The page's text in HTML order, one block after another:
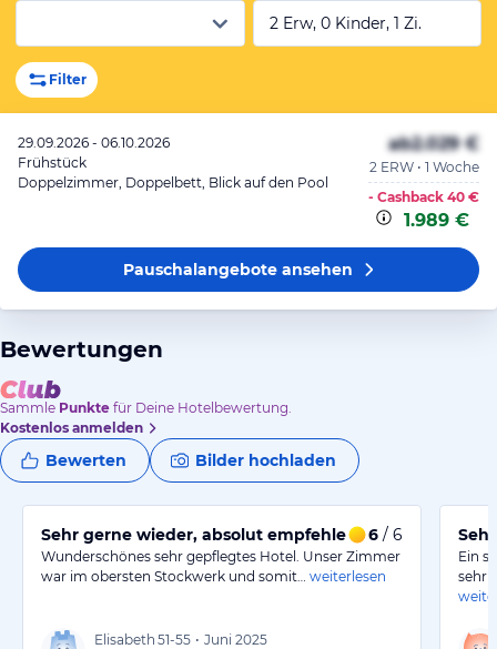
2 Erw, 0 Kinder, 1 Zi.
Filter
29.09.2026 - 06.10.2026
Frühstück
Doppelzimmer, Doppelbett, Blick auf den Pool
ab2.029 €
2 ERW • 1 Woche
- Cashback 40 €
1.989 €
Pauschalangeboteansehen
Bewertungen
Sammle Punkte für Deine Hotelbewertung.
Kostenlos anmelden
Bewerten Bilder hochladen
Sehr gerne wieder, absolut empfehlenswert
6 / 6
Wunderschönes sehr gepflegtes Hotel. Unser Zimmer
war im obersten Stockwerk und somit…
weiterlesen
Elisabeth 51-55 • Juni 2025
Ein
sehr